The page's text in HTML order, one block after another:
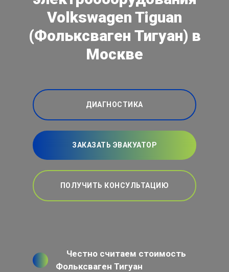
Volkswagen Tiguan
(Фольксваген Тигуан) в
Москве
ДИАГНОСТИКА
ЗАКАЗАТЬ ЭВАКУАТОР
ПОЛУЧИТЬ КОНСУЛЬТАЦИЮ
Честно считаем стоимость
Фольксваген Тигуан